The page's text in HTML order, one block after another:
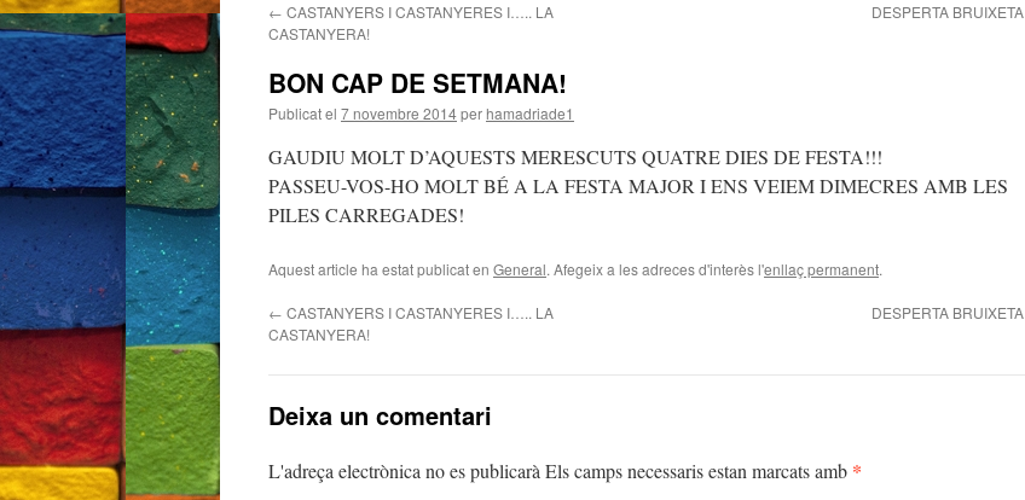
← CASTANYERS I CASTANYERES I….. LA
CASTANYERA!
DESPERTA BRUIXETA
BON CAP DE SETMANA!
Publicat el 7 novembre 2014per hamadriade1
GAUDIU MOLT D’AQUESTS MERESCUTS QUATRE DIES DE FESTA!!!
PASSEU-VOS-HO MOLT BÉ A LA FESTA MAJOR I ENS VEIEM DIMECRES AMB LES
PILES CARREGADES!
Aquest article ha estat publicat en General. Afegeix a les adreces d'interès l'enllaç permanent.
← CASTANYERS I CASTANYERES I….. LA
CASTANYERA!
DESPERTA BRUIXETA
Deixa un comentari
L'adreça electrònica no es publicarà Els camps necessaris estan marcats amb *